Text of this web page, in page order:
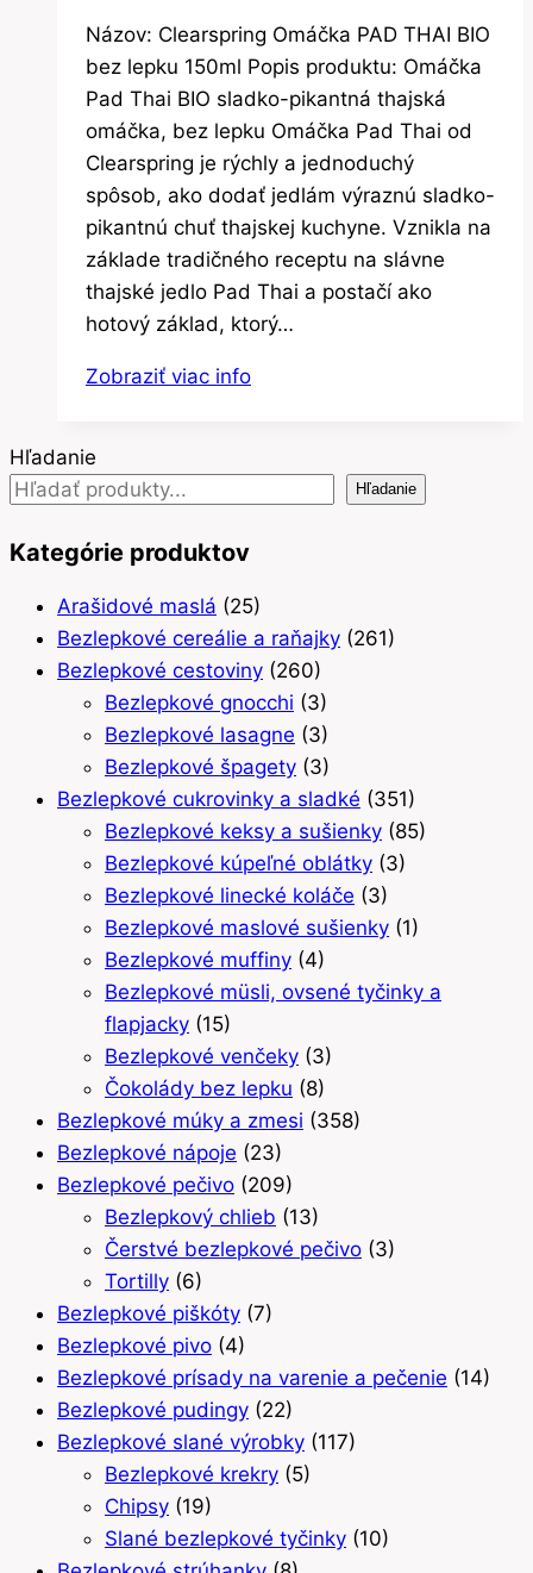
Názov: Clearspring Omáčka PAD THAI BIO
bez lepku 150ml Popis produktu: Omáčka
Pad Thai BIO sladko-pikantná thajská
omáčka, bez lepku Omáčka Pad Thai od
Clearspring je rýchly a jednoduchý
spôsob, ako dodať jedlám výraznú sladko-
pikantnú chuť thajskej kuchyne. Vznikla na
základe tradičného receptu na slávne
thajské jedlo Pad Thai a postačí ako
hotový základ, ktorý…
Zobraziť viac info
Hľadanie
Hľadanie
Kategórie produktov
Arašidové maslá (25)
Bezlepkové cereálie a raňajky (261)
Bezlepkové cestoviny (260)
Bezlepkové gnocchi (3)
Bezlepkové lasagne (3)
Bezlepkové špagety (3)
Bezlepkové cukrovinky a sladké (351)
Bezlepkové keksy a sušienky (85)
Bezlepkové kúpeľné oblátky (3)
Bezlepkové linecké koláče (3)
Bezlepkové maslové sušienky (1)
Bezlepkové muffiny (4)
Bezlepkové müsli, ovsené tyčinky a
flapjacky (15)
Bezlepkové venčeky (3)
Čokolády bez lepku (8)
Bezlepkové múky a zmesi (358)
Bezlepkové nápoje (23)
Bezlepkové pečivo (209)
Bezlepkový chlieb (13)
Čerstvé bezlepkové pečivo (3)
Tortilly (6)
Bezlepkové piškóty (7)
Bezlepkové pivo (4)
Bezlepkové prísady na varenie a pečenie (14)
Bezlepkové pudingy (22)
Bezlepkové slané výrobky (117)
Bezlepkové krekry (5)
Chipsy (19)
Slané bezlepkové tyčinky (10)